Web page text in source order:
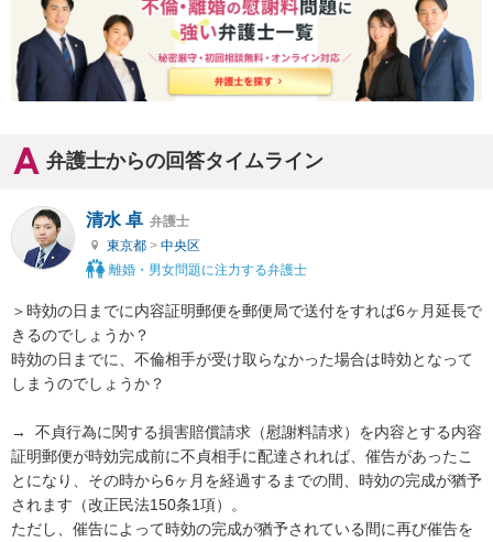
弁護士からの回答タイムライン
清水 卓 弁護士
東京都 > 中央区
離婚・男女問題に注力する弁護士
＞時効の日までに内容証明郵便を郵便局で送付をすれば6ヶ月延長で
きるのでしょうか？
時効の日までに、不倫相手が受け取らなかった場合は時効となって
しまうのでしょうか？
→  不貞行為に関する損害賠償請求（慰謝料請求）を内容とする内容
証明郵便が時効完成前に不貞相手に配達されれば、催告があったこ
とになり、その時から6ヶ月を経過するまでの間、時効の完成が猶予
されます（改正民法150条1項）。
ただし、催告によって時効の完成が猶予されている間に再び催告を